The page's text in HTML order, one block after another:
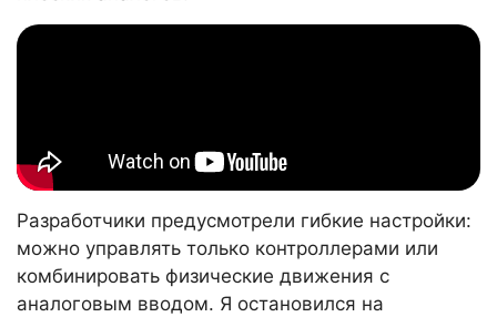
Разработчики предусмотрели гибкие настройки:
можно управлять только контроллерами или
комбинировать физические движения с
аналоговым вводом. Я остановился на